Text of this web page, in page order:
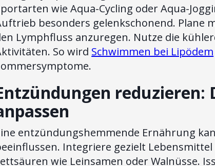
wie Aqua-Cycling oder Aqua-
besonders gelenkschonend. Plane
Lymphfluss anzuregen. Nutze die
So wird Schwimmen bei Lipödem
reduzieren:
entzündungshemmende Ernährung
Integriere gezielt
wie Leinsamen oder Walnüsse.